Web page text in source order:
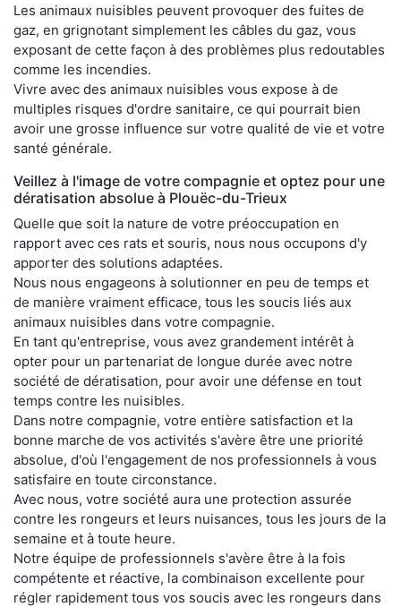
Les animaux nuisibles peuvent provoquer des fuites de
gaz, en grignotant simplement les câbles du gaz, vous
exposant de cette façon à des problèmes plus redoutables
comme les incendies.
Vivre avec des animaux nuisibles vous expose à de
multiples risques d'ordre sanitaire, ce qui pourrait bien
avoir une grosse influence sur votre qualité de vie et votre
santé générale.
Veillez à l'image de votre compagnie et optez pour une
dératisation absolue à Plouëc-du-Trieux
Quelle que soit la nature de votre préoccupation en
rapport avec ces rats et souris, nous nous occupons d'y
apporter des solutions adaptées.
Nous nous engageons à solutionner en peu de temps et
de manière vraiment efficace, tous les soucis liés aux
animaux nuisibles dans votre compagnie.
En tant qu'entreprise, vous avez grandement intérêt à
opter pour un partenariat de longue durée avec notre
société de dératisation, pour avoir une défense en tout
temps contre les nuisibles.
Dans notre compagnie, votre entière satisfaction et la
bonne marche de vos activités s'avère être une priorité
absolue, d'où l'engagement de nos professionnels à vous
satisfaire en toute circonstance.
Avec nous, votre société aura une protection assurée
contre les rongeurs et leurs nuisances, tous les jours de la
semaine et à toute heure.
Notre équipe de professionnels s'avère être à la fois
compétente et réactive, la combinaison excellente pour
régler rapidement tous vos soucis avec les rongeurs dans